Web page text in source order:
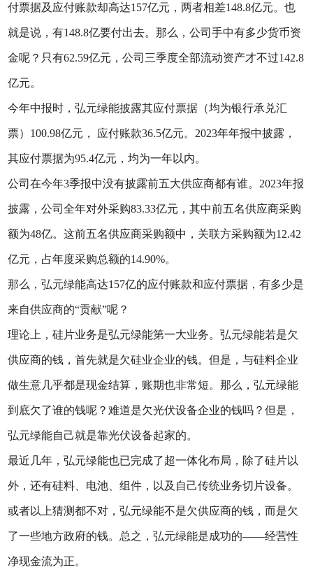
付票据及应付账款却高达157亿元，两者相差148.8亿元。也
就是说，有148.8亿要付出去。那么，公司手中有多少货币资
金呢？只有62.59亿元，公司三季度全部流动资产才不过142.8
亿元。
今年中报时，弘元绿能披露其应付票据（均为银行承兑汇
票）100.98亿元， 应付账款36.5亿元。2023年年报中披露，
其应付票据为95.4亿元，均为一年以内。
公司在今年3季报中没有披露前五大供应商都有谁。2023年报
披露，公司全年对外采购83.33亿元，其中前五名供应商采购
额为48亿。这前五名供应商采购额中，关联方采购额为12.42
亿元，占年度采购总额的14.90%。
那么，弘元绿能高达157亿的应付账款和应付票据，有多少是
来自供应商的“贡献”呢？
理论上，硅片业务是弘元绿能第一大业务。弘元绿能若是欠
供应商的钱，首先就是欠硅业企业的钱。但是，与硅料企业
做生意几乎都是现金结算，账期也非常短。那么，弘元绿能
到底欠了谁的钱呢？难道是欠光伏设备企业的钱吗？但是，
弘元绿能自己就是靠光伏设备起家的。
最近几年，弘元绿能也已完成了超一体化布局，除了硅片以
外，还有硅料、电池、组件，以及自己传统业务切片设备。
或者以上猜测都不对，弘元绿能不是欠供应商的钱，而是欠
了一些地方政府的钱。总之，弘元绿能是成功的——经营性
净现金流为正。